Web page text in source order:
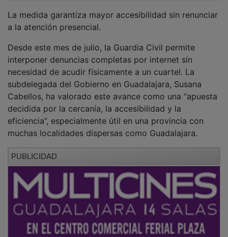
a la atención presencial.
interponer denuncias completas por internet sin
necesidad de acudir físicamente a un cuartel. La
subdelegada del Gobierno en Guadalajara, Susana
Cabellos, ha valorado este avance como una “apuesta
decidida por la cercanía, la accesibilidad y la
eficiencia”, especialmente útil en una provincia con
muchas localidades dispersas como Guadalajara.